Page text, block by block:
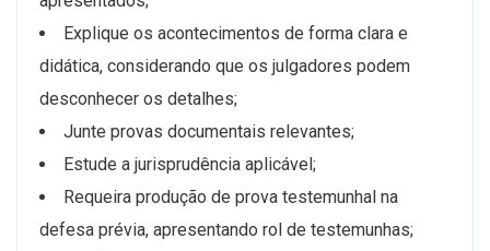
Explique os acontecimentos de forma clara e
didática, considerando que os julgadores podem
desconhecer os detalhes;
Junte provas documentais relevantes;
Estude a jurisprudência aplicável;
Requeira produção de prova testemunhal na
defesa prévia, apresentando rol de testemunhas;